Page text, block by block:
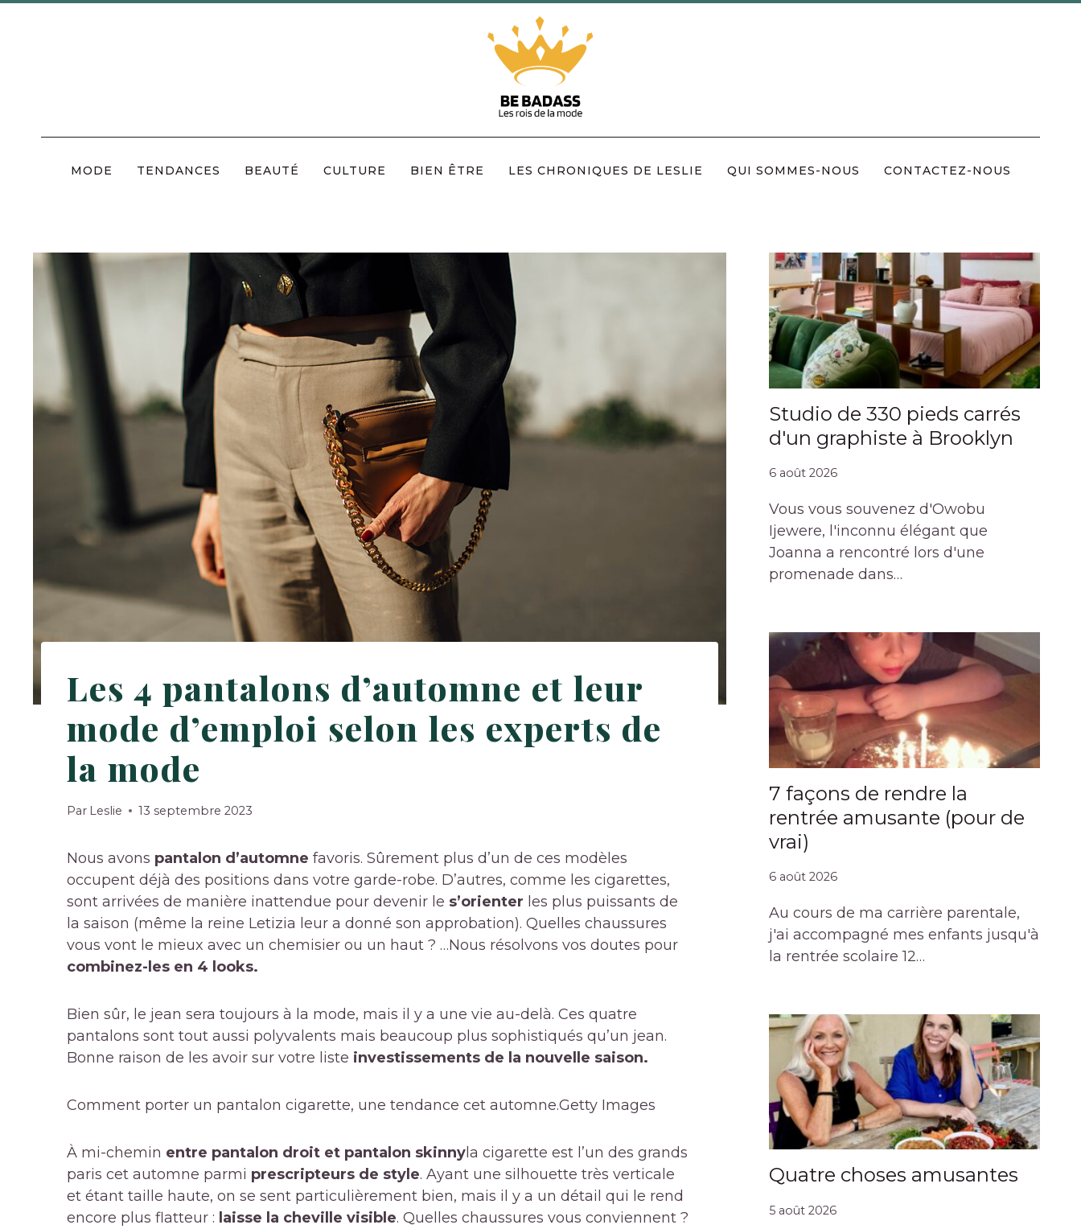
MODE TENDANCES BEAUTÉ CULTURE BIEN ÊTRE LES CHRONIQUES DE LESLIE QUI SOMMES-NOUS CONTACTEZ-NOUS
Les 4 pantalons d’automne et leur
mode d’emploi selon les experts de
la mode
Par Leslie 13 septembre 2023
Nous avons pantalon d’automne favoris. Sûrement plus d’un de ces modèles
occupent déjà des positions dans votre garde-robe. D’autres, comme les cigarettes,
sont arrivées de manière inattendue pour devenir le s’orienter les plus puissants de
la saison (même la reine Letizia leur a donné son approbation). Quelles chaussures
vous vont le mieux avec un chemisier ou un haut ? …Nous résolvons vos doutes pour
combinez-les en 4 looks.
Bien sûr, le jean sera toujours à la mode, mais il y a une vie au-delà. Ces quatre
pantalons sont tout aussi polyvalents mais beaucoup plus sophistiqués qu’un jean.
Bonne raison de les avoir sur votre liste investissements de la nouvelle saison.
Comment porter un pantalon cigarette, une tendance cet automne.Getty Images
À mi-chemin entre pantalon droit et pantalon skinny la cigarette est l’un des grands
paris cet automne parmi prescripteurs de style. Ayant une silhouette très verticale
et étant taille haute, on se sent particulièrement bien, mais il y a un détail qui le rend
encore plus flatteur : laisse la cheville visible. Quelles chaussures vous conviennent ?
Studio de 330 pieds carrés
d'un graphiste à Brooklyn
6 août 2026
Vous vous souvenez d'Owobu
Ijewere, l'inconnu élégant que
Joanna a rencontré lors d'une
promenade dans…
7 façons de rendre la
rentrée amusante (pour de
vrai)
6 août 2026
Au cours de ma carrière parentale,
j'ai accompagné mes enfants jusqu'à
la rentrée scolaire 12…
Quatre choses amusantes
5 août 2026